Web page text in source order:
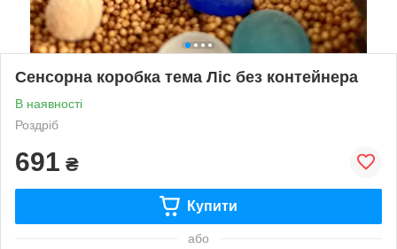
Сенсорна коробка тема Ліс без контейнера
В наявності
Роздріб
691 ₴
Купити
або